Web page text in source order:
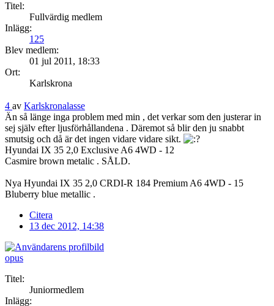
Titel:
Fullvärdig medlem
Inlägg:
125
Blev medlem:
01 jul 2011, 18:33
Ort:
Karlskrona
4 av Karlskronalasse
Än så länge inga problem med min , det verkar som den justerar in
sej själv efter ljusförhållandena . Däremot så blir den ju snabbt
smutsig och då är det ingen vidare vidare sikt.
Hyundai IX 35 2,0 Exclusive A6 4WD - 12
Casmire brown metalic . SÅLD.
Nya Hyundai IX 35 2,0 CRDI-R 184 Premium A6 4WD - 15
Bluberry blue metallic .
Citera
13 dec 2012, 14:38
opus
Titel:
Juniormedlem
Inlägg: